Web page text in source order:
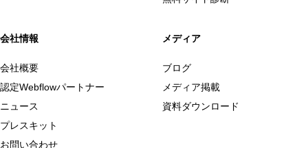
会社情報
会社概要
認定Webflowパートナー
ニュース
プレスキット
お問い合わせ
メディア
ブログ
メディア掲載
資料ダウンロード